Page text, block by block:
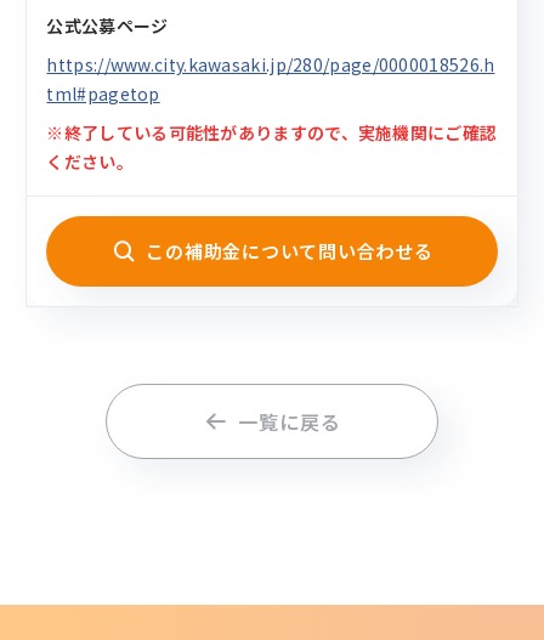
公式公募ページ
https://www.city.kawasaki.jp/280/page/0000018526.h
tml#pagetop
※終了している可能性がありますので、実施機関にご確認
ください。
この補助金について問い合わせる
一覧に戻る